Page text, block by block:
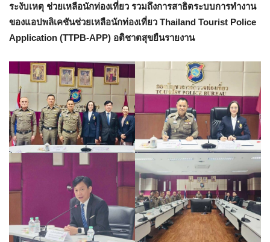
ระงับเหตุ ช่วยเหลือนักท่องเที่ยว รวมถึงการสาธิตระบบการทำงาน
ของแอปพลิเคชันช่วยเหลือนักท่องเที่ยว Thailand Tourist Police
Application (TTPB-APP) อติชาตสุขยืนรายงาน